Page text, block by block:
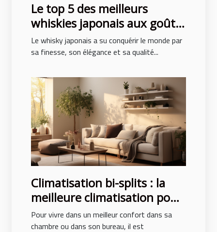
Le top 5 des meilleurs
whiskies japonais aux goûts
exceptionnels
Le whisky japonais a su conquérir le monde par
sa finesse, son élégance et sa qualité...
Climatisation bi-splits : la
meilleure climatisation pour
un confort des pièces
Pour vivre dans un meilleur confort dans sa
chambre ou dans son bureau, il est